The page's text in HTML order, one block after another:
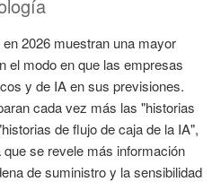
2026 muestran una mayor
el modo en que las empresas
y de IA en sus previsiones.
cada vez más las "historias
de flujo de caja de la IA",
se revele más información
de suministro y la sensibilidad